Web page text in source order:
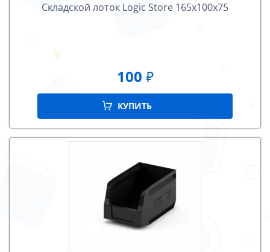
Складской лоток Logiс Store 165х100х75
100 ₽
КУПИТЬ